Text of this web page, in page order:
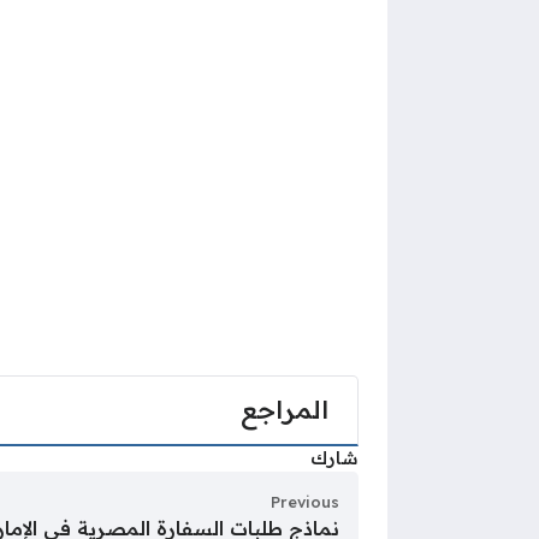
المراجع
شارك
Previous
نماذج طلبات السفارة المصرية في الإمارات